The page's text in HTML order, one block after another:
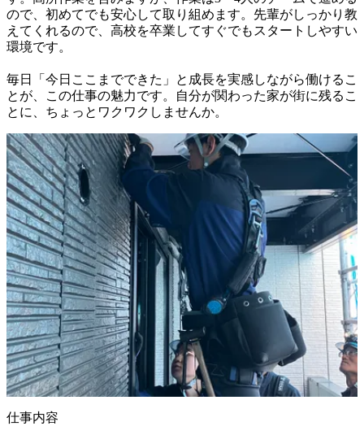
ので、初めてでも安心して取り組めます。先輩がしっかり教
えてくれるので、高校を卒業してすぐでもスタートしやすい
環境です。
毎日「今日ここまでできた」と成長を実感しながら働けるこ
とが、この仕事の魅力です。自分が関わった家が街に残るこ
仕事内容